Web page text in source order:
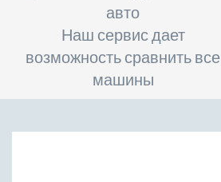
авто
Наш сервис дает
возможность сравнить все
машины